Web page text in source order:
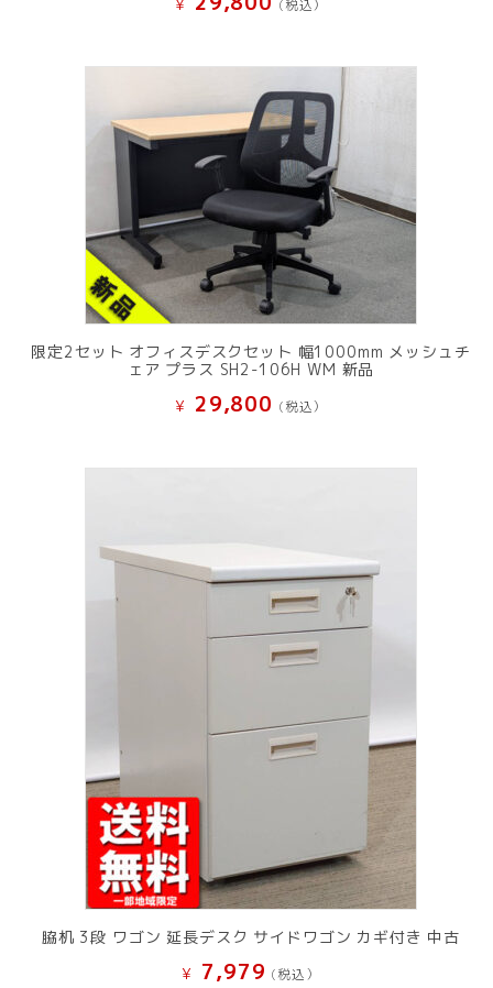
¥ (税込）
限定2セット オフィスデスクセット 幅1000mm メッシュチ
ェア プラス SH2-106H WM 新品
¥ 29,800 (税込）
脇机 3段 ワゴン 延長デスク サイドワゴン カギ付き 中古
¥ 7,979 (税込）